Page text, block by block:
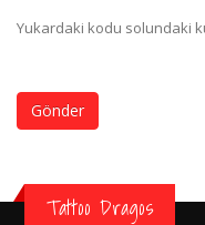
Yukardaki kodu solundaki
Gönder
Tattoo Dragos